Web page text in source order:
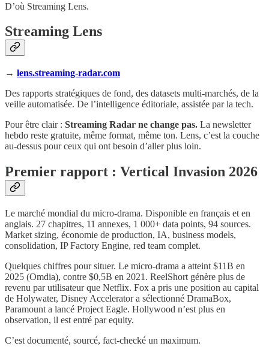
D’où Streaming Lens.
Streaming Lens
→ lens.streaming-radar.com
Des rapports stratégiques de fond, des datasets multi-marchés, de la
veille automatisée. De l’intelligence éditoriale, assistée par la tech.
Pour être clair : Streaming Radar ne change pas. La newsletter
hebdo reste gratuite, même format, même ton. Lens, c’est la couche
au-dessus pour ceux qui ont besoin d’aller plus loin.
Premier rapport : Vertical Invasion 2026
Le marché mondial du micro-drama. Disponible en français et en
anglais. 27 chapitres, 11 annexes, 1 000+ data points, 94 sources.
Market sizing, économie de production, IA, business models,
consolidation, IP Factory Engine, red team complet.
Quelques chiffres pour situer. Le micro-drama a atteint $11B en
2025 (Omdia), contre $0,5B en 2021. ReelShort génère plus de
revenu par utilisateur que Netflix. Fox a pris une position au capital
de Holywater, Disney Accelerator a sélectionné DramaBox,
Paramount a lancé Project Eagle. Hollywood n’est plus en
observation, il est entré par equity.
C’est documenté, sourcé, fact-checké un maximum.